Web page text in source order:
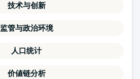
技术与创新
监管与政治环境
人口统计
价値链分析